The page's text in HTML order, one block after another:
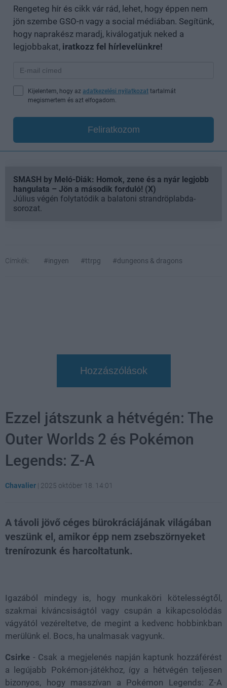
Rengeteg hír és cikk vár rád, lehet, hogy éppen nem
jön szembe GSO-n vagy a social médiában. Segítünk,
hogy naprakész maradj, kiválogatjuk neked a
legjobbakat, iratkozz fel hírlevelünkre!
Kijelentem, hogy az adatkezelési nyilatkozat tartalmát
megismertem és azt elfogadom.
Feliratkozom
SMASH by Meló-Diák: Homok, zene és a nyár legjobb
hangulata – Jön a második forduló! (X)
Július végén folytatódik a balatoni strandröplabda-
sorozat.
Címkék: #ingyen #ttrpg #dungeons & dragons
Hozzászólások
Ezzel játszunk a hétvégén: The
Outer Worlds 2 és Pokémon
Legends: Z-A
Chavalier | 2025 október 18. 14:01
A távoli jövő céges bürokráciájának világában
veszünk el, amikor épp nem zsebszörnyeket
trenírozunk és harcoltatunk.
Igazából mindegy is, hogy munkaköri kötelességtől,
szakmai kíváncsiságtól vagy csupán a kikapcsolódás
vágyától vezéreltetve, de megint a kedvenc hobbinkban
merülünk el. Bocs, ha unalmasak vagyunk.
Csirke - Csak a megjelenés napján kaptunk hozzáférést
a legújabb Pokémon-játékhoz, így a hétvégén teljesen
bizonyos, hogy masszívan a Pokémon Legends: Z-A